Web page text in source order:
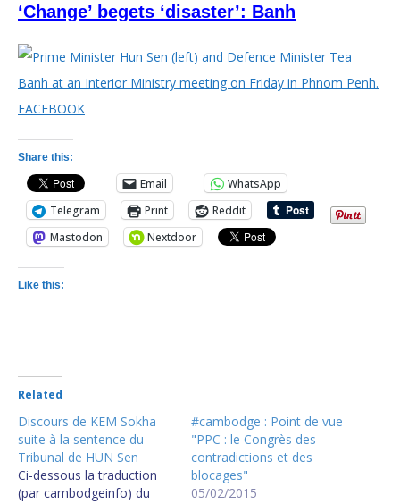
‘Change’ begets ‘disaster’: Banh
Share this:
Email
WhatsApp
Telegram
Print
Reddit
Mastodon
Nextdoor
Like this:
Related
Discours de KEM Sokha
suite à la sentence du
Tribunal de HUN Sen
Ci-dessous la traduction
(par cambodgeinfo) du
#cambodge : Point de vue
"PPC : le Congrès des
contradictions et des
blocages"
05/02/2015